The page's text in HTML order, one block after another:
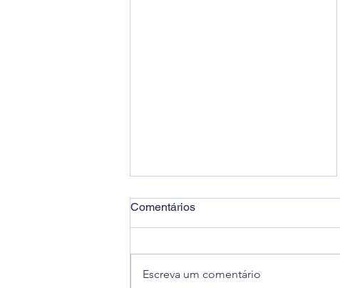
Comentários
Escreva um comentário